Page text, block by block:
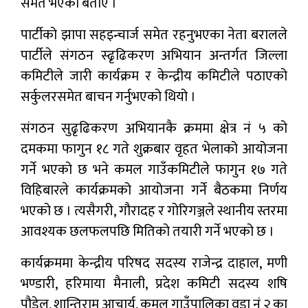
पार्टीको झापा सहइन्चार्ज समेत रहनुभएका नेता बरालले
पार्टीले संगठन स्ढृढिकरण अभियान अन्तर्गत जिल्ला
कमिटीले जारी कार्यक्रम र केन्द्रीय कमिटीले पठाएको
सर्कुलरसमेत बाचन गर्नुभएको थियो ।
संगठन सुढृढिकरण अभियानकै क्रममा क्षेत्र नं ५ को
दमकमा फागुन १८ गते शुक्रबार वृहत भेलाको आयोजना
गर्ने भएको छ भने कमल गाउँकमिटीले फागुन १७ गते
विहिबारले कार्यक्रमको आयोजना गर्ने बैठकमा निर्णय
भएको छ । त्यसैगरी, गौरादह र गोरिगञ्जले स्थानीय स्तरमा
आवश्यक छलफलपछि मितिको तयारी गर्ने भएको छ ।
कार्यक्रममा केन्द्रीय परिषद सदस्य राजेन्द्र दाहाल, मणी
भण्डारी, हरिमाया मैनाली, प्रदेश कमिटी सदस्य शषि